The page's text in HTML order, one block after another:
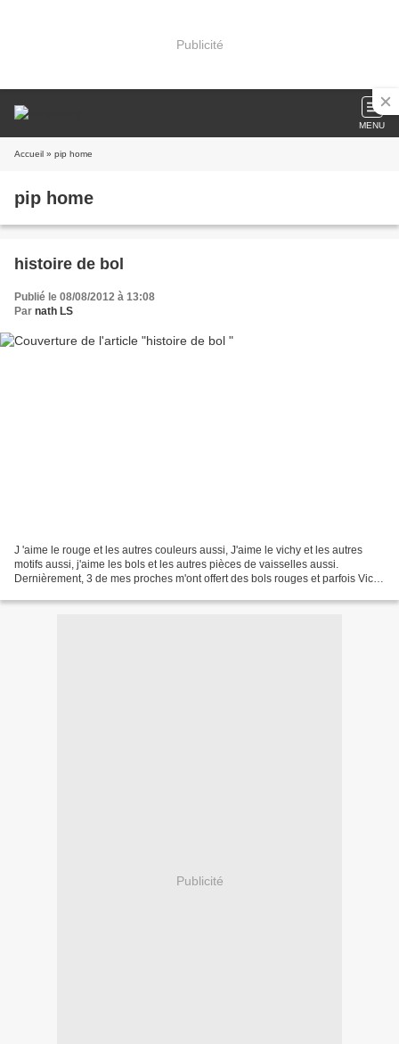
Publicité
MENU
Accueil » pip home
pip home
histoire de bol
Publié le 08/08/2012 à 13:08
Par nath LS
J 'aime le rouge et les autres couleurs aussi, J'aime le vichy et les autres
motifs aussi, j'aime les bols et les autres pièces de vaisselles aussi.
Dernièrement, 3 de mes proches m'ont offert des bols rouges et parfois Vichy
Publicité